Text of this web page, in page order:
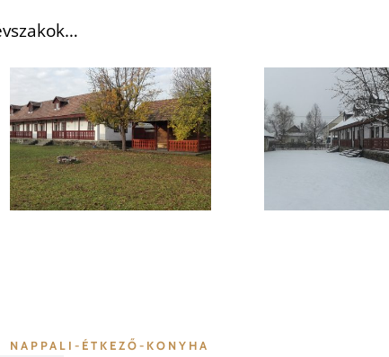
NAPPALI-ÉTKEZŐ-KONYHA